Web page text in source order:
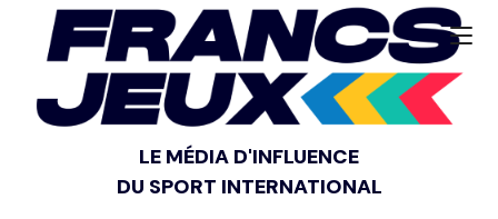
LE MÉDIA D'INFLUENCE
DU SPORT INTERNATIONAL